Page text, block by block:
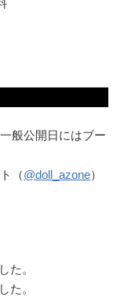
般公開日にはブー
（@doll_azone）
た。
た。